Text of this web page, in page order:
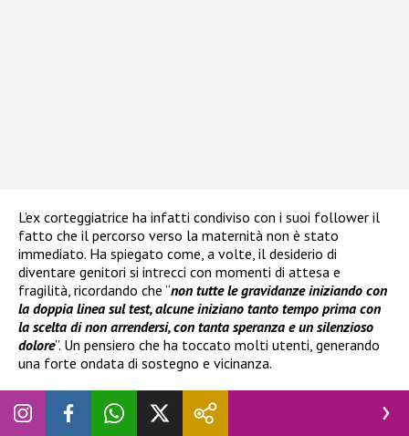
L’ex corteggiatrice ha infatti condiviso con i suoi follower il
fatto che il percorso verso la maternità non è stato
immediato. Ha spiegato come, a volte, il desiderio di
diventare genitori si intrecci con momenti di attesa e
fragilità, ricordando che “non tutte le gravidanze iniziando con
la doppia linea sul test, alcune iniziano tanto tempo prima con
la scelta di non arrendersi, con tanta speranza e un silenzioso
dolore”. Un pensiero che ha toccato molti utenti, generando
una forte ondata di sostegno e vicinanza.
Nel suo racconto è emerso anche il
procreazione medicalmente assistita